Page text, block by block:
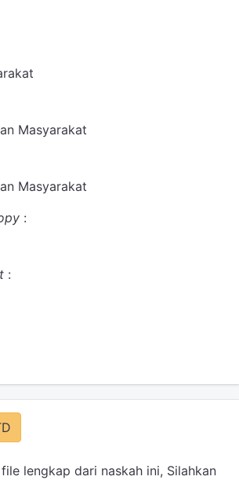
Masyarakat
Masyarakat
:
:
lengkap dari naskah ini, Silahkan